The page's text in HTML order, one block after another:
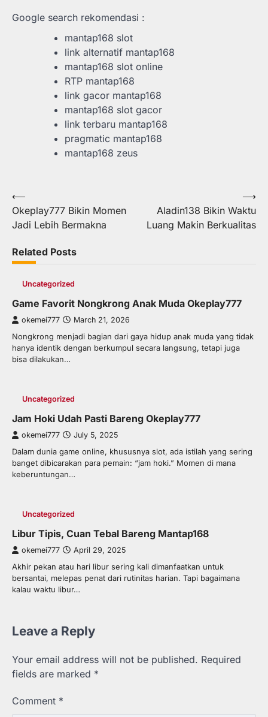
Google search rekomendasi :
mantap168 slot
link alternatif mantap168
mantap168 slot online
RTP mantap168
link gacor mantap168
mantap168 slot gacor
link terbaru mantap168
pragmatic mantap168
mantap168 zeus
Post
navigation
⟵
Okeplay777 Bikin Momen
Jadi Lebih Bermakna
Aladin138 Bikin Waktu
Luang Makin Berkualitas
⟶
Related Posts
Uncategorized
Game Favorit Nongkrong Anak Muda Okeplay777
okemei777 March 21, 2026
Nongkrong menjadi bagian dari gaya hidup anak muda yang tidak
hanya identik dengan berkumpul secara langsung, tetapi juga
bisa dilakukan…
Uncategorized
Jam Hoki Udah Pasti Bareng Okeplay777
okemei777 July 5, 2025
Dalam dunia game online, khususnya slot, ada istilah yang sering
banget dibicarakan para pemain: “jam hoki.” Momen di mana
keberuntungan…
Uncategorized
Libur Tipis, Cuan Tebal Bareng Mantap168
okemei777 April 29, 2025
Akhir pekan atau hari libur sering kali dimanfaatkan untuk
bersantai, melepas penat dari rutinitas harian. Tapi bagaimana
kalau waktu libur…
Leave a Reply
Your email address will not be published. Required
fields are marked *
Comment *